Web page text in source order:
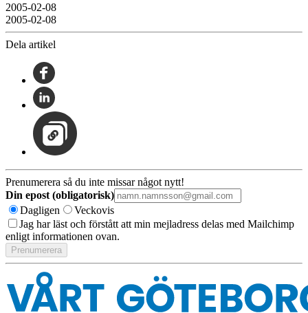
2005-02-08
2005-02-08
Dela artikel
Prenumerera så du inte missar något nytt!
Din epost (obligatorisk)
Dagligen
Veckovis
Jag har läst och förstått att min mejladress delas med Mailchimp
enligt informationen ovan.